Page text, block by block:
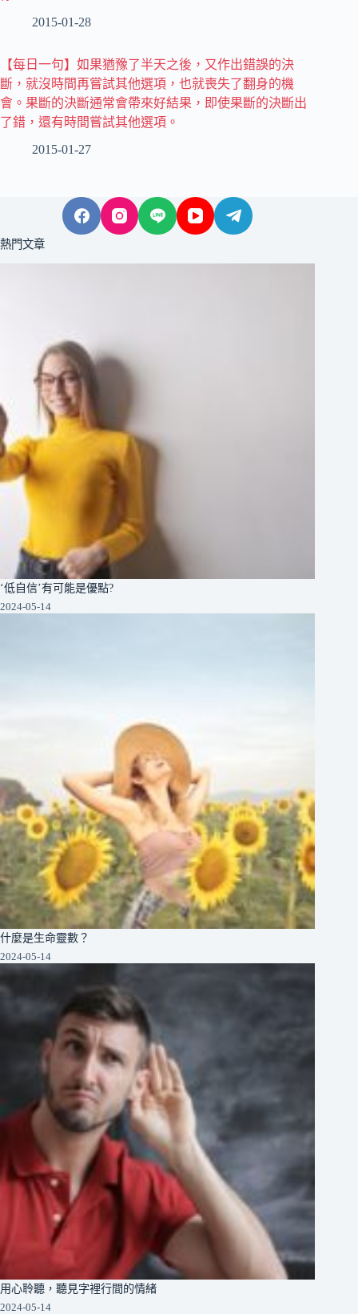
2015-01-28
【每日一句】如果猶豫了半天之後，又作出錯誤的決
斷，就沒時間再嘗試其他選項，也就喪失了翻身的機
會。果斷的決斷通常會帶來好結果，即使果斷的決斷出
了錯，還有時間嘗試其他選項。
2015-01-27
熱門文章
‘低自信’有可能是優點?
2024-05-14
什麼是生命靈數？
2024-05-14
用心聆聽，聽見字裡行間的情緒
2024-05-14